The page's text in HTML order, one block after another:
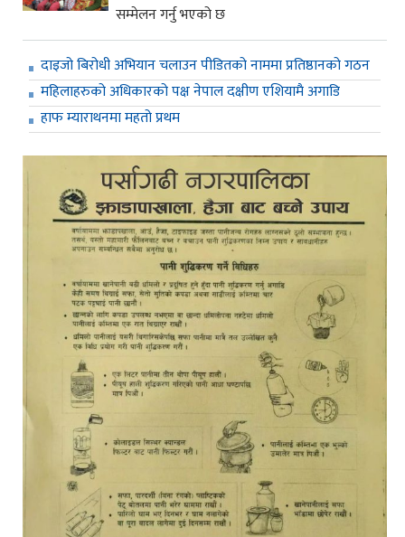
सम्मेलन गर्नु भएको छ
दाइजो बिरोधी अभियान चलाउन पीडितको नाममा प्रतिष्ठानको गठन
महिलाहरुको अधिकारको पक्ष नेपाल दक्षीण एशियामै अगाडि
हाफ म्याराथनमा महतो प्रथम